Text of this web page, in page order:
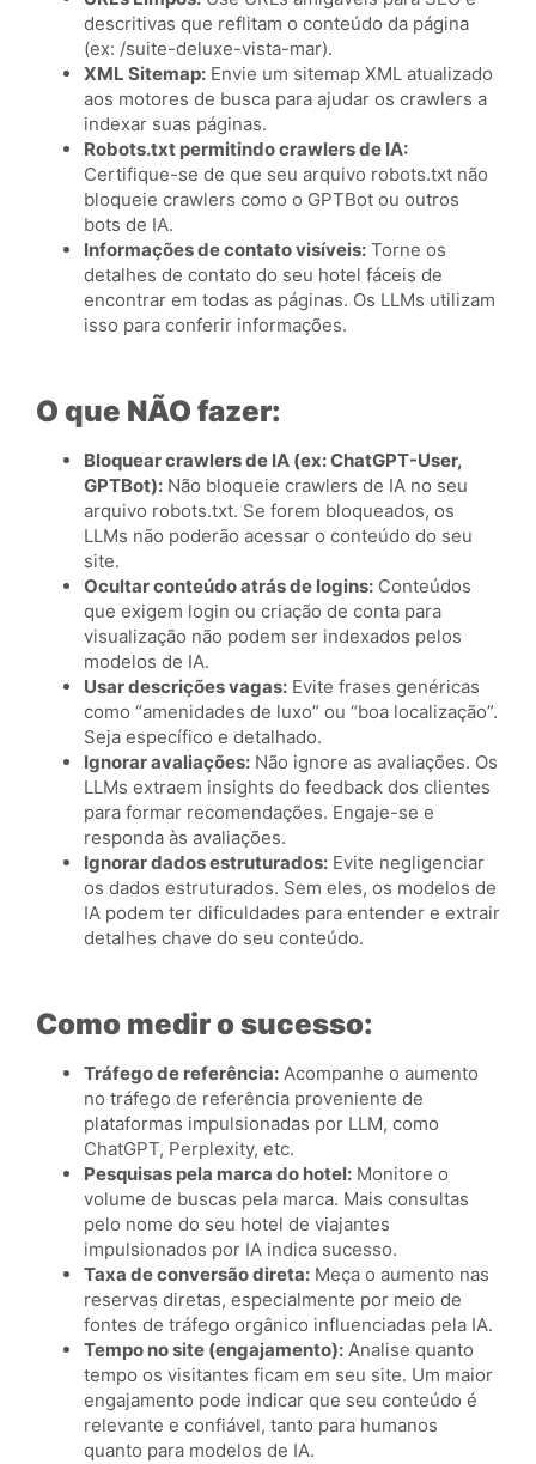
descritivas que reflitam o conteúdo da página
(ex: /suite-deluxe-vista-mar).
XML Sitemap: Envie um sitemap XML atualizado
aos motores de busca para ajudar os crawlers a
indexar suas páginas.
Robots.txt permitindo crawlers de IA:
Certifique-se de que seu arquivo robots.txt não
bloqueie crawlers como o GPTBot ou outros
bots de IA.
Informações de contato visíveis: Torne os
detalhes de contato do seu hotel fáceis de
encontrar em todas as páginas. Os LLMs utilizam
isso para conferir informações.
O que NÃO fazer:
Bloquear crawlers de IA (ex: ChatGPT-User,
GPTBot): Não bloqueie crawlers de IA no seu
arquivo robots.txt. Se forem bloqueados, os
LLMs não poderão acessar o conteúdo do seu
site.
Ocultar conteúdo atrás de logins: Conteúdos
que exigem login ou criação de conta para
visualização não podem ser indexados pelos
modelos de IA.
Usar descrições vagas: Evite frases genéricas
como “amenidades de luxo” ou “boa localização”.
Seja específico e detalhado.
Ignorar avaliações: Não ignore as avaliações. Os
LLMs extraem insights do feedback dos clientes
para formar recomendações. Engaje-se e
responda às avaliações.
Ignorar dados estruturados: Evite negligenciar
os dados estruturados. Sem eles, os modelos de
IA podem ter dificuldades para entender e extrair
detalhes chave do seu conteúdo.
Como medir o sucesso:
Tráfego de referência: Acompanhe o aumento
no tráfego de referência proveniente de
plataformas impulsionadas por LLM, como
ChatGPT, Perplexity, etc.
Pesquisas pela marca do hotel: Monitore o
volume de buscas pela marca. Mais consultas
pelo nome do seu hotel de viajantes
impulsionados por IA indica sucesso.
Taxa de conversão direta: Meça o aumento nas
reservas diretas, especialmente por meio de
fontes de tráfego orgânico influenciadas pela IA.
Tempo no site (engajamento): Analise quanto
tempo os visitantes ficam em seu site. Um maior
engajamento pode indicar que seu conteúdo é
relevante e confiável, tanto para humanos
quanto para modelos de IA.